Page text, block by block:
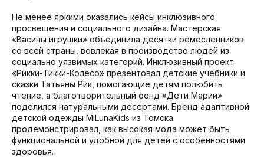
Не менее яркими оказались кейсы инклюзивного
просвещения и социального дизайна. Мастерская
«Васины игрушки» объединила десятки ремесленников
со всей страны, вовлекая в производство людей из
социально уязвимых категорий. Инклюзивный проект
«Рикки-Тикки-Колесо» презентовал детские учебники и
сказки Татьяны Рик, помогающие детям полюбить
чтение, а благотворительный фонд «Дети Марии»
поделился натуральными десертами. Бренд адаптивной
детской одежды MiLunaKids из Томска
продемонстрировал, как высокая мода может быть
функциональной и удобной для детей с особенностями
здоровья.